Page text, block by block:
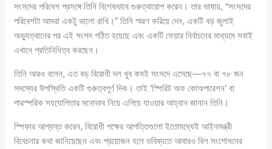
সংসদের পরিবেশ প্রসঙ্গে তিনি বিশেষভাবে গুরুত্বারোপ করেন। তার ভাষায়, “সংসদের
পরিবেশটা আমরা একটু ভালো রাখি।” তিনি স্মরণ করিয়ে দেন, একটি বড় জুলাই
অভ্যুত্থানের পর এই সংসদ গঠিত হয়েছে এবং একটি ফেয়ার নির্বাচনের মাধ্যমে সবাই
এখানে প্রতিনিধিত্ব করছেন।
তিনি আরও বলেন, এত বড় বিরোধী দল খুব কমই সংসদে এসেছে—৭৭ বা ৭৮ জন
সদস্যের উপস্থিতি একটি গুরুত্বপূর্ণ দিক। তাই ‘স্পিরিট অফ কোঅপারেশন’ বা
পারস্পরিক সহযোগিতার মনোভাব নিয়ে এগিয়ে যাওয়ার আহ্বান জানান তিনি।
স্পিকার আশ্বস্ত করেন, বিরোধী পক্ষের আপত্তিগুলো ইতোমধ্যেই আইনমন্ত্রী
বিবেচনার কথা জানিয়েছেন এবং প্রয়োজন হলে ভবিষ্যতে আবারও বিল সংশোধনের